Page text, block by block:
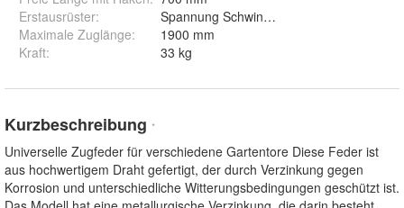
Erstausrüster:
Spannung Schwingtor antirost
Maximale Zuglänge:
1900 mm
Kraft: 33 kg
Kurzbeschreibung *
Universelle Zugfeder für verschiedene Gartentore Diese Feder ist
aus hochwertigem Draht gefertigt, der durch Verzinkung gegen
Korrosion und unterschiedliche Witterungsbedingungen geschützt ist.